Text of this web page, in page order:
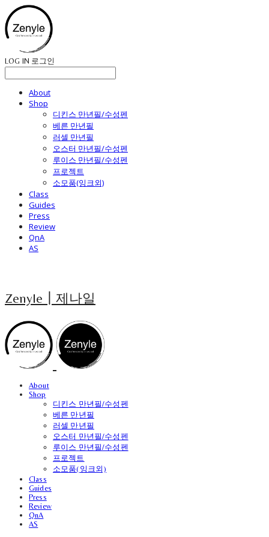
LOG IN 로그인
About
Shop
디킨스 만년필/수성펜
베른 만년필
러셀 만년필
오스터 만년필/수성펜
루이스 만년필/수성펜
프로젝트
소모품(잉크외)
Class
Guides
Press
Review
QnA
AS
Zenyle┃제나일
About
Shop
디킨스 만년필/수성펜
베른 만년필
러셀 만년필
오스터 만년필/수성펜
루이스 만년필/수성펜
프로젝트
소모품(잉크외)
Class
Guides
Press
Review
QnA
AS